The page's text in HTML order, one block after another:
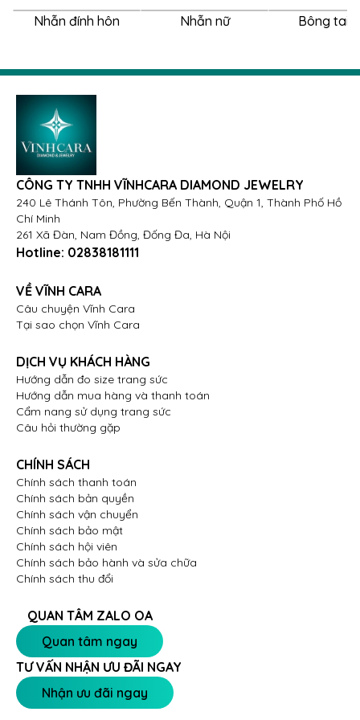
quý cô yêu thích sự duyên dáng, lãng mạn, thanh lịch
và tinh tế. Đây sẽ là món trang sức hoàn mỹ để làm
nhật, kỷ niệm tình yêu hoặc làm quà tặng dành cho
Tỏa sáng rực rỡ và thể hiện phong cách riêng với
thiết kế nhẫn nữ kim cương vàng trắng 18K VCR NN-
0526. Nếu yêu thích những món trang sức mang vẻ
đẹp tinh xảo hơn, đẳng cấp hơn hãy đến ngay Vĩnh
Cara nhé.
Nhẫn đính hôn Nhẫn nữ Bông tai
CÔNG TY TNHH VĨNHCARA DIAMOND JEWELRY
240 Lê Thánh Tôn, Phường Bến Thành, Quận 1, Thành Phố Hồ
Chí Minh
261 Xã Đàn, Nam Đồng, Đống Đa, Hà Nội
Hotline: 02838181111
VỀ VĨNH CARA
Câu chuyện Vĩnh Cara
Tại sao chọn Vĩnh Cara
DỊCH VỤ KHÁCH HÀNG
Hướng dẫn đo size trang sức
Hướng dẫn mua hàng và thanh toán
Cẩm nang sử dụng trang sức
Câu hỏi thường gặp
CHÍNH SÁCH
Chính sách thanh toán
Chính sách bản quyền
Chính sách vận chuyển
Chính sách bảo mật
Chính sách hội viên
Chính sách bảo hành và sửa chữa
Chính sách thu đổi
QUAN TÂM ZALO OA
Quan tâm ngay
TƯ VẤN NHẬN ƯU ĐÃI NGAY
Nhận ưu đãi ngay